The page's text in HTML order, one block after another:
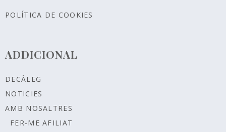
POLÍTICA DE COOKIES
ADDICIONAL
DECÀLEG
NOTICIES
AMB NOSALTRES
FER-ME AFILIAT